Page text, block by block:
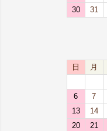
30
31
日 月
6
7
13
14
20
21